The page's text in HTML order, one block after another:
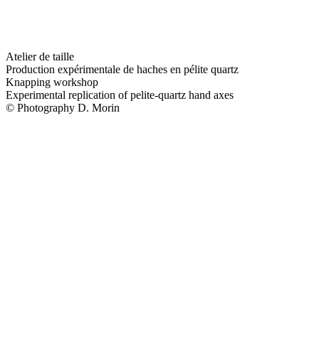
Atelier de taille
Production expérimentale de haches en pélite quartz
Knapping workshop
Experimental replication of pelite-quartz hand axes
© Photography D. Morin